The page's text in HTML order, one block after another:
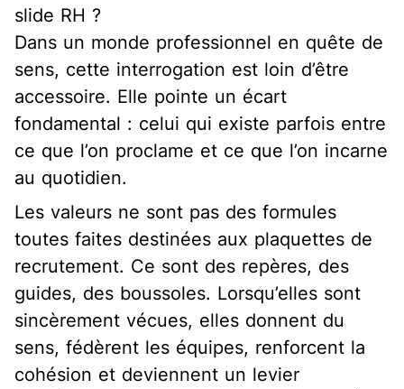
slide RH ?
Dans un monde professionnel en quête de
sens, cette interrogation est loin d’être
accessoire. Elle pointe un écart
fondamental : celui qui existe parfois entre
ce que l’on proclame et ce que l’on incarne
au quotidien.
Les valeurs ne sont pas des formules
toutes faites destinées aux plaquettes de
recrutement. Ce sont des repères, des
guides, des boussoles. Lorsqu’elles sont
sincèrement vécues, elles donnent du
sens, fédèrent les équipes, renforcent la
cohésion et deviennent un levier